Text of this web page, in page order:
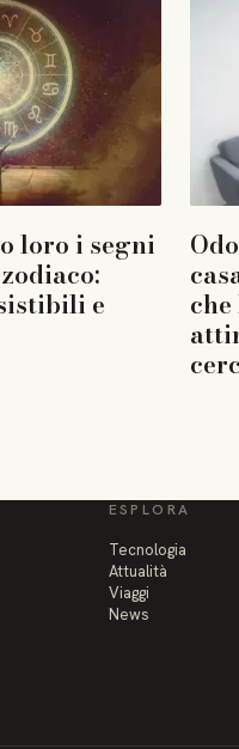
loro i segni
e
ESPLORA
Tecnologia
Attualità
Viaggi
News